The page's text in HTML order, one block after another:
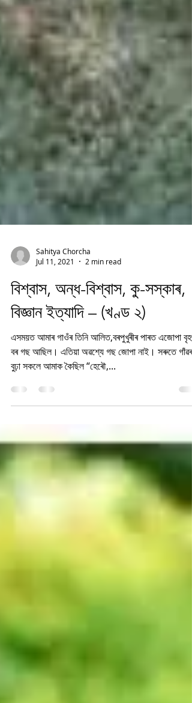
Jul 11, 2021
2 min read
বিশ্বাস, অন্ধ-বিশ্বাস, কু-সস্কাৰ,
বিজ্ঞান ইত্যাদি – (খণ্ড ২)
এসময়ত আমাৰ গাওঁৰ তিনি আলিত,বৰপুখুৰীৰ পাৰত এজোপা বৃহৎ
বুঢ়া সকলে আমাক কৈছিল “হেৰৌ,...